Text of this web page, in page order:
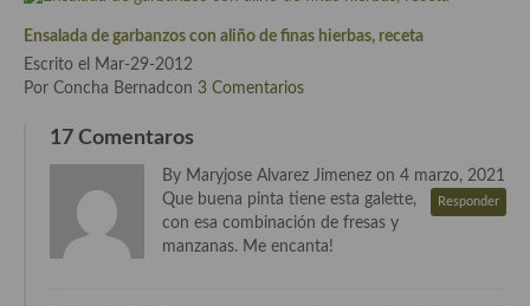
Cocina camboyana
Cocina Coreana
Cocina HIndú
Cocina del Pacifico
Ensalada de garbanzos con aliño de finas hierbas, receta
Escrito el Mar-29-2012
Por Concha Bernadcon 3 Comentarios
17 Comentaros
By Maryjose Alvarez Jimenez on 4 marzo, 2021
Responder
Que buena pinta tiene esta galette,
con esa combinación de fresas y
manzanas. Me encanta!